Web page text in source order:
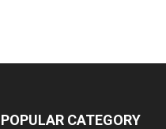
POPULAR CATEGORY